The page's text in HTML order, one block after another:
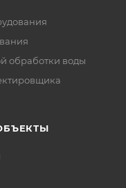
обработки воды